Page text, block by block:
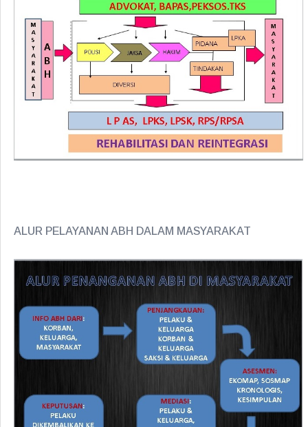
ALUR PELAYANAN ABH DALAM MASYARAKAT